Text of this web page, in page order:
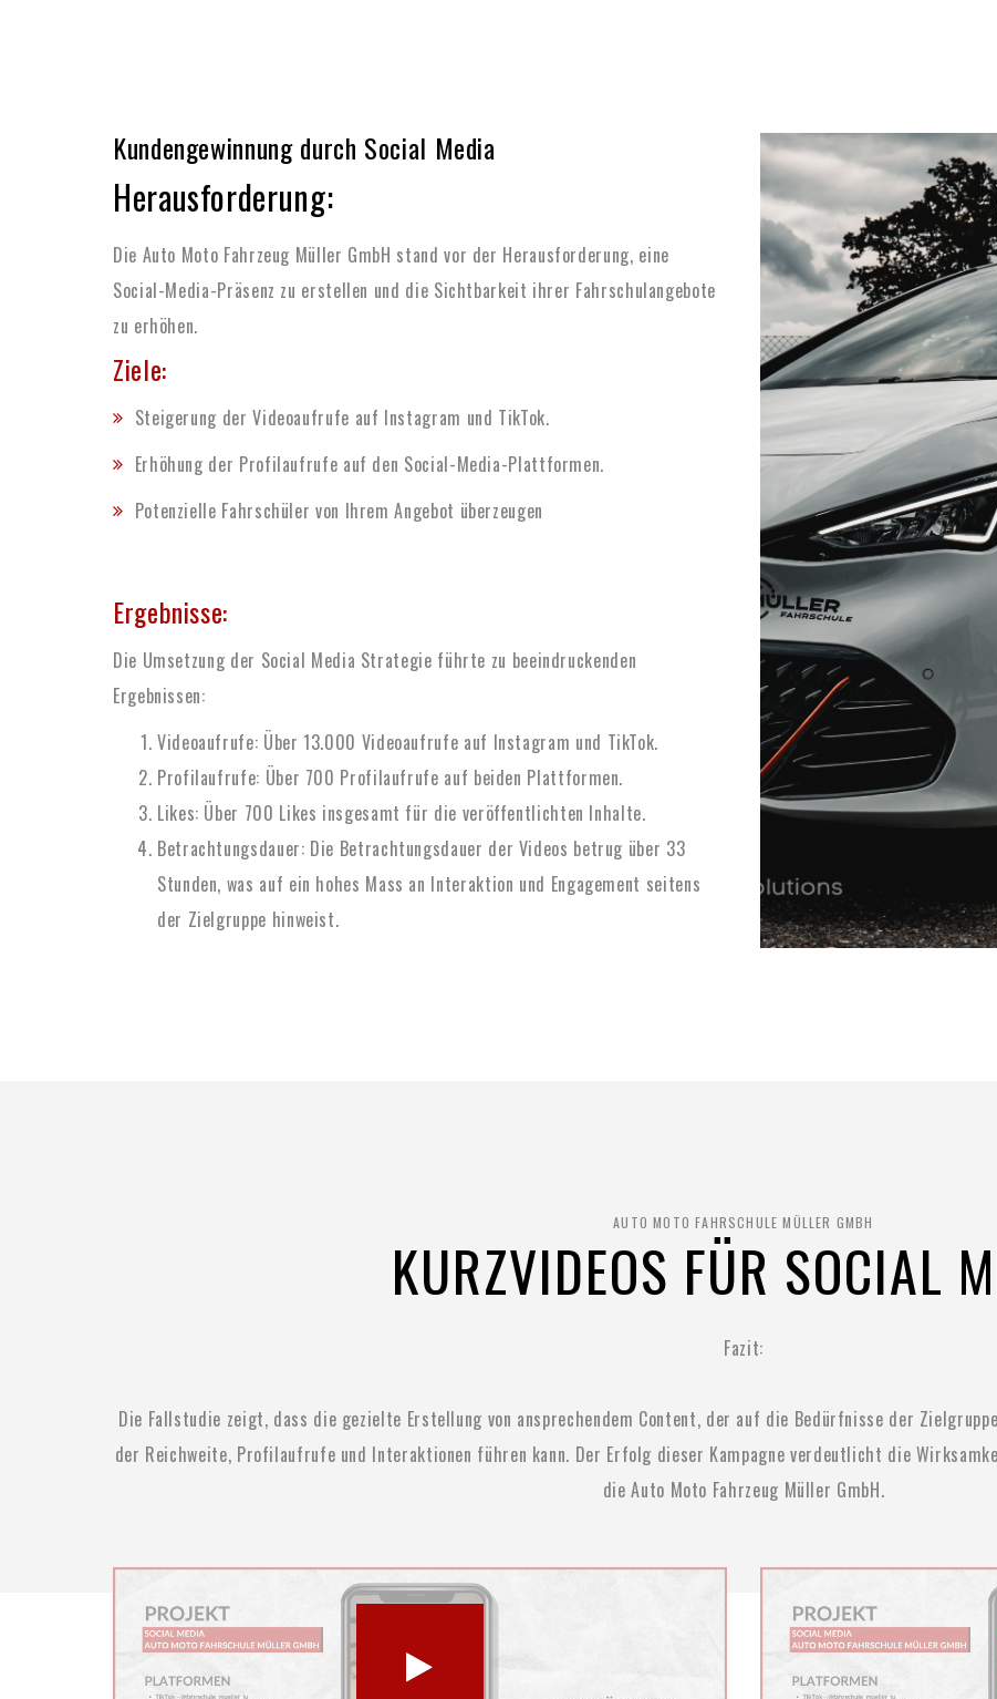
Kundengewinnung durch Social Media
Herausforderung:
Die Auto Moto Fahrzeug Müller GmbH stand vor der Herausforderung, eine
Social-Media-Präsenz zu erstellen und die Sichtbarkeit ihrer Fahrschulangebote
zu erhöhen.
Ziele:
Steigerung der Videoaufrufe auf Instagram und TikTok.
Erhöhung der Profilaufrufe auf den Social-Media-Plattformen.
Potenzielle Fahrschüler von Ihrem Angebot überzeugen
Ergebnisse:
Die Umsetzung der Social Media Strategie führte zu beeindruckenden
Ergebnissen:
Videoaufrufe: Über13.000 Videoaufrufe auf Instagram und TikTok.
Profilaufrufe: Über 700 Profilaufrufe auf beiden Plattformen.
Likes: Über 700 Likes insgesamt für die veröffentlichten Inhalte.
Betrachtungsdauer: Die Betrachtungsdauer der Videos betrug über 33
Stunden, was auf ein hohes Mass an Interaktion und Engagement seitens
der Zielgruppe hinweist.
AUTO MOTO FAHRSCHULE MÜLLER GMBH
KURZVIDEOS FÜR SOCIAL
Fazit:
Die Fallstudie zeigt, dass die gezielte Erstellung von ansprechendem Content, der auf die Bedürfnisse der
der Reichweite, Profilaufrufe und Interaktionen führen kann. Der Erfolg dieser Kampagne verdeutlicht die
die Auto Moto Fahrzeug Müller GmbH.